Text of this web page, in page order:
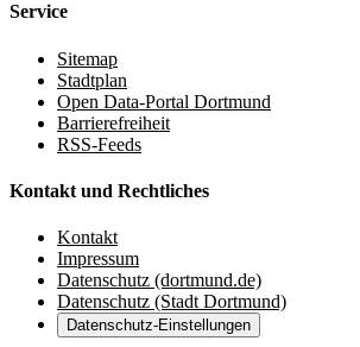
Service
Sitemap
Stadtplan
Open Data-Portal Dortmund
Barrierefreiheit
RSS-Feeds
Kontakt und Rechtliches
Kontakt
Impressum
Datenschutz (dortmund.de)
Datenschutz (Stadt Dortmund)
Datenschutz-Einstellungen